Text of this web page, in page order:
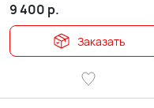
9 400 р.
Заказать